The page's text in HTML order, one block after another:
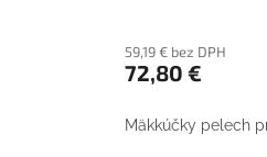
59,19 € bez DPH
72,80 €
Mäkkúčky pelech